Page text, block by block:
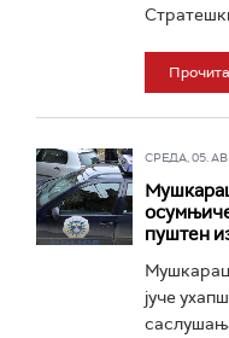
СРЕДА, 05.
пуштен
Мушкарац
јуче